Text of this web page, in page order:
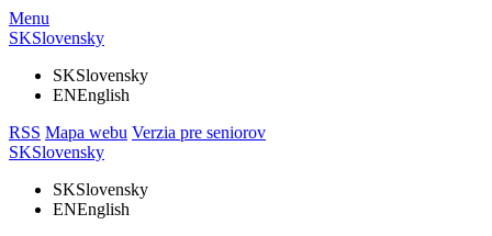
Menu
SKSlovensky
SKSlovensky
ENEnglish
RSS Mapa webu Verzia pre seniorov
SKSlovensky
SKSlovensky
ENEnglish